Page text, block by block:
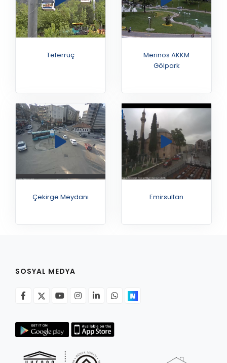
Teferrüç
Merinos AKKM
Gölpark
Çekirge Meydanı Emirsultan
SOSYAL MEDYA